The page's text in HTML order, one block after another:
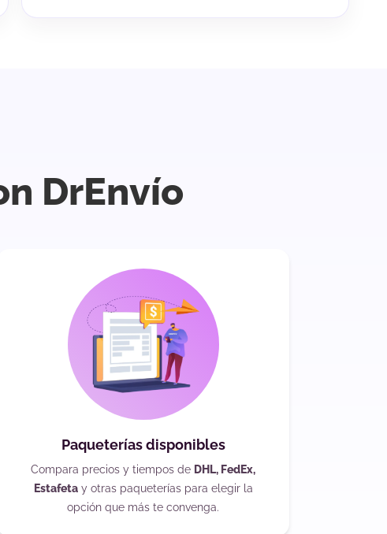
DrEnvío
Paqueterías disponibles
Compara precios y tiempos de DHL, FedEx,
Estafetay otras paqueterías para elegir la
opción que más te convenga.